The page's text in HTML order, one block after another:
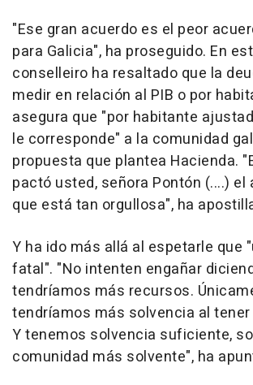
"Ese gran acuerdo es el peor
para Galicia", ha proseguido. En
conselleiro ha resaltado que la
medir en relación al PIB o por
asegura que "por habitante
le corresponde" a la comunidad
propuesta que plantea Hacienda.
pactó usted, señora Pontón (....) el
que está tan orgullosa", ha
Y ha ido más allá al espetarle que
fatal". "No intenten engañar
tendríamos más recursos.
tendríamos más solvencia al
Y tenemos solvencia suficiente,
comunidad más solvente", ha